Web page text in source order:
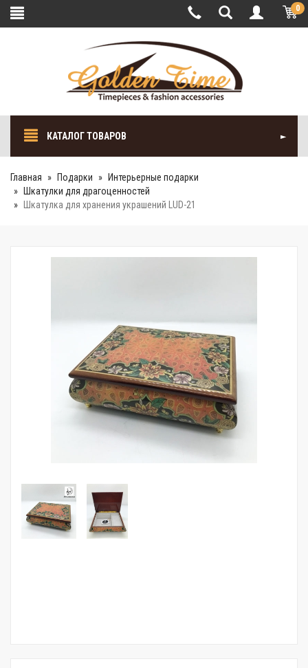
0
КАТАЛОГ ТОВАРОВ
Главная Подарки
Интерьерные подарки
Шкатулки для драгоценностей
Шкатулка для хранения украшений LUD-21